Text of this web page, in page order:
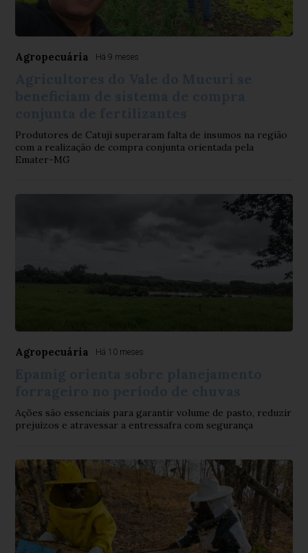
Agropecuária Há 9 meses
Produtores de Catuji superaram falta de insumos na região
com a realização de compra conjunta orientada pela
Emater-MG
Agropecuária Há 10 meses
Ações são essenciais para garantir volume de pasto, reduzir
prejuízos e atravessar a entressafra com segurança